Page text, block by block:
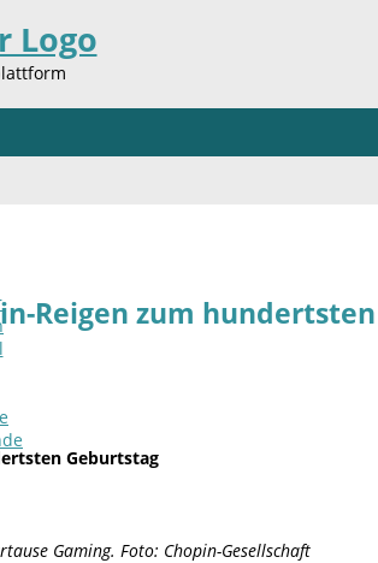
Reigen zum
Geburtstag
Gaming. Foto: Chopin-Gesellschaft